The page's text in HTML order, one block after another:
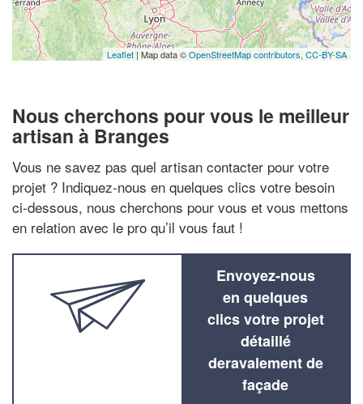
Leaflet | Map data ©OpenStreetMap contributors, CC-BY-SA
Nous cherchons pour vous le meilleur
artisan à Branges
Vous ne savez pas quel artisan contacter pour votre
projet ? Indiquez-nous en quelques clics votre besoin
ci-dessous, nous cherchons pour vous et vous mettons
en relation avec le pro qu’il vous faut !
Envoyez-nous
en quelques
clics votre projet
détaillé
deravalement de
façade